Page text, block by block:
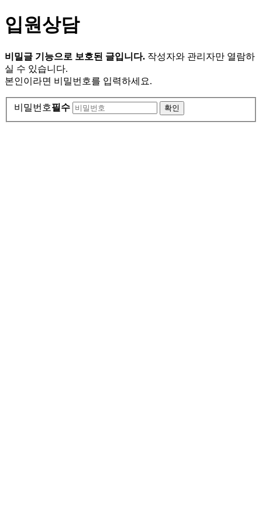
입원상담
비밀글 기능으로 보호된 글입니다. 작성자와 관리자만 열람하
실 수 있습니다.
본인이라면 비밀번호를 입력하세요.
비밀번호필수